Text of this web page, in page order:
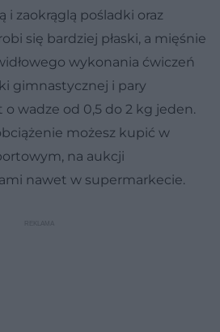
i zaokrąglą pośladki oraz
się bardziej płaski, a mięśnie
wykonania ćwiczeń
gimnastycznej i pary
wadze od 0,5 do 2 kg jeden.
możesz kupić w
na aukcji
nawet w supermarkecie.